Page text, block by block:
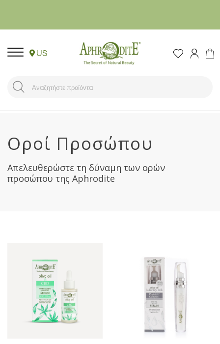
US
Οροί Προσώπου
Απελευθερώστε τη δύναμη των ορών
προσώπου της Aphrodite